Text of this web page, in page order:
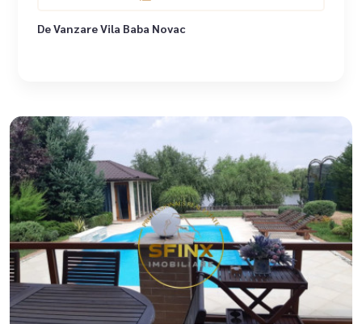
De Vanzare Vila Baba Novac